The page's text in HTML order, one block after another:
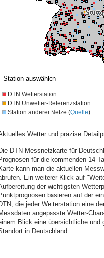
DTN Wetterstation
DTN Unwetter-Referenzstation
Station anderer Netze (Quelle)
Wetter und präzise
Die DTN-Messnetzkarte für
Prognosen für die kommenden 14
Karte kann man die aktuellen
Ein weiterer Klick auf
der wichtigsten
Punktprognosen basieren auf der
DTN, die jeder Wetterstation eine
Messdaten angepasste Wetter-
Blick eine übersichtliche und
in Deutschland.